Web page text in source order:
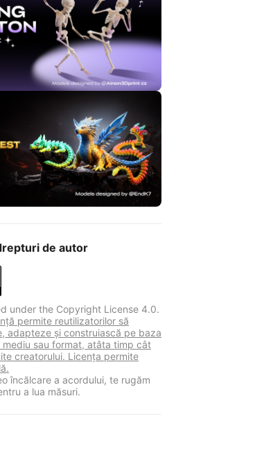
de autor
under the Copyright License 4.0.
permite reutilizatorilor să
adapteze și construiască pe baza
mediu sau format, atâta timp cât
creatorului. Licența permite
încălcare a acordului, te rugăm
a lua măsuri.